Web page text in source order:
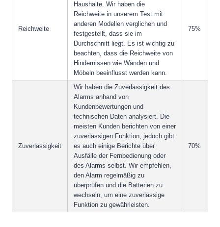
Reichweite
Haushalte. Wir haben die
Reichweite in unserem Test mit
anderen Modellen verglichen und
festgestellt, dass sie im
Durchschnitt liegt. Es ist wichtig zu
beachten, dass die Reichweite von
Hindernissen wie Wänden und
Möbeln beeinflusst werden kann.
75%
Zuverlässigkeit
Wir haben die Zuverlässigkeit des
Alarms anhand von
Kundenbewertungen und
technischen Daten analysiert. Die
meisten Kunden berichten von einer
zuverlässigen Funktion, jedoch gibt
es auch einige Berichte über
Ausfälle der Fernbedienung oder
des Alarms selbst. Wir empfehlen,
den Alarm regelmäßig zu
überprüfen und die Batterien zu
wechseln, um eine zuverlässige
Funktion zu gewährleisten.
70%